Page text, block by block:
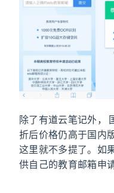
除了有道云笔记外，
折后价格仍高于国内
这里就不多提了。如
供自己的教育邮箱申请